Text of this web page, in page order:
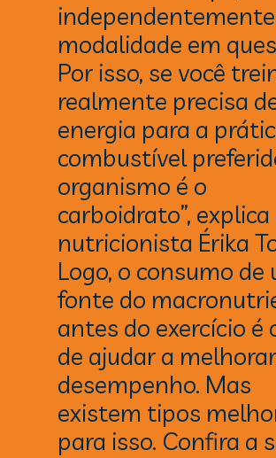
modalidade em
Por isso, se você
realmente precisa
energia para a
combustível
organismo é o
carboidrato”, explica
nutricionista Érika
Logo, o consumo de
fonte do
antes do exercício é
de ajudar a
desempenho. Mas
existem tipos
para isso. Confira a